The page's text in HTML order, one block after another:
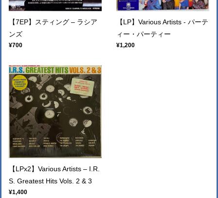
【7EP】スティング – ラシア
ンズ
¥700
【LP】Various Artists - パーテ
ィー・パーティー
¥1,200
【LPx2】Various Artists – I.R.
S. Greatest Hits Vols. 2 & 3
¥1,400